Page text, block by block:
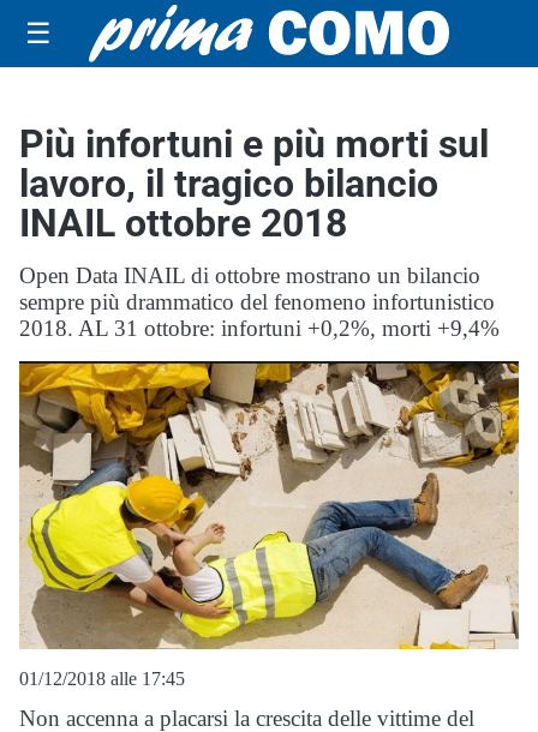
☰
Più infortuni e più morti sul
lavoro, il tragico bilancio
INAIL ottobre 2018
Open Data INAIL di ottobre mostrano un bilancio
sempre più drammatico del fenomeno infortunistico
2018. AL 31 ottobre: infortuni +0,2%, morti +9,4%
01/12/2018 alle 17:45
Non accenna a placarsi la crescita delle vittime del